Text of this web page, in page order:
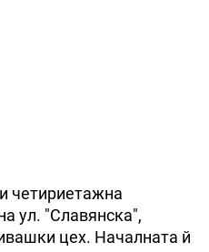
четириетажна
ул. "Славянска",
цех. Началната й